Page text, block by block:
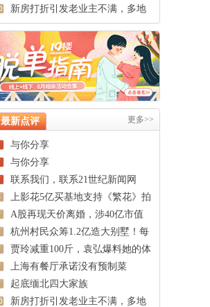
新房打折引发老业主不满，多地
回应
更多>>
最新点评
与你分享
与你分享
联系我们，联系21世纪新闻网
上影花5亿买基地支持《繁花》拍
摄
A股再现天价离婚，涉40亿市值
股票
杭州村民众筹1.2亿造大别墅！每
户
贾玲减重100斤，袁弘爆料她的体
脂
上海有餐厅承诺没有预制菜
起底缅北四大家族
新房打折引发老业主不满，多地